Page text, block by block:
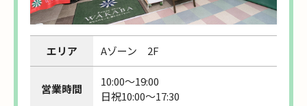
エリア Aゾーン 2F
営業時間
10:00～19:00
日祝10:00～17:30